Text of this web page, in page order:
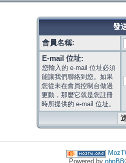
發
會員名稱:
E-mail 位址:
您輸入的 e-mail 位址必須
能讓我們聯絡到您。如果
您從未在會員控制台做過
更動，那麼它就是您註冊
時所提供的 e-mail 位址。
Powered by phpBB